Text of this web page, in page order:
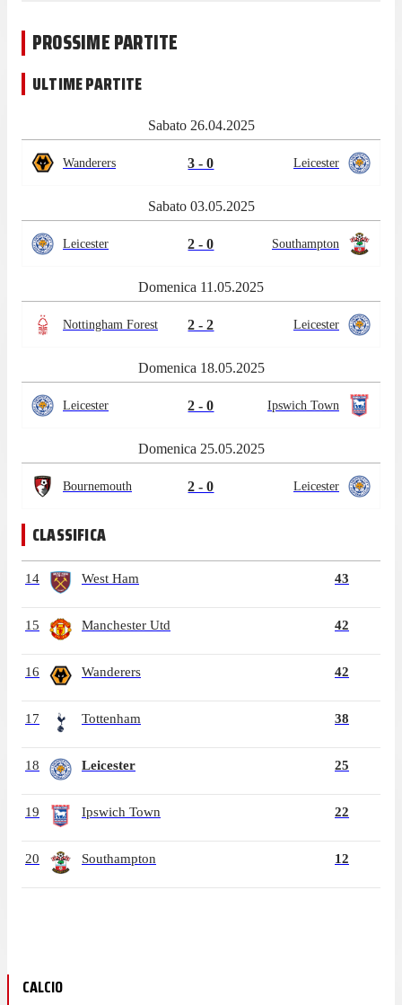
PROSSIME PARTITE
ULTIME PARTITE
Sabato 26.04.2025
Wanderers 3 - 0 Leicester
Sabato 03.05.2025
Leicester 2 - 0 Southampton
Domenica 11.05.2025
Nottingham Forest 2 - 2 Leicester
Domenica 18.05.2025
Leicester 2 - 0 Ipswich Town
Domenica 25.05.2025
Bournemouth 2 - 0 Leicester
CLASSIFICA
14 West Ham 43
15 Manchester Utd 42
16 Wanderers 42
17 Tottenham 38
18 Leicester 25
19 Ipswich Town 22
20 Southampton 12
CALCIO